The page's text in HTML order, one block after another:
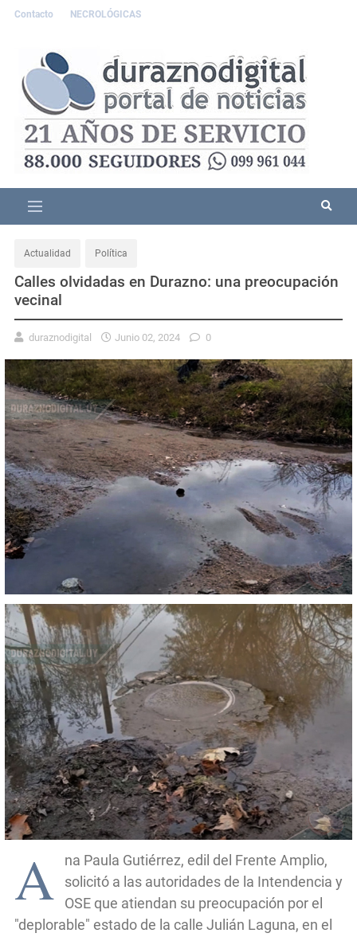
Contacto NECROLÓGICAS
Actualidad Política
Calles olvidadas en Durazno: una preocupación
vecinal
duraznodigital Junio 02, 2024 0
A
na Paula Gutiérrez, edil del Frente Amplio,
solicitó a las autoridades de la Intendencia y
OSE que atiendan su preocupación por el
"deplorable" estado de la calle Julián Laguna, en el